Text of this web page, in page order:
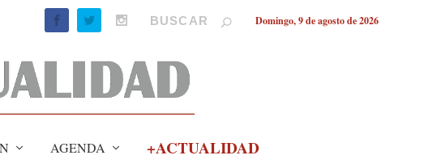
Domingo, 9 de agosto de 2026
AGENDA +ACTUALIDAD